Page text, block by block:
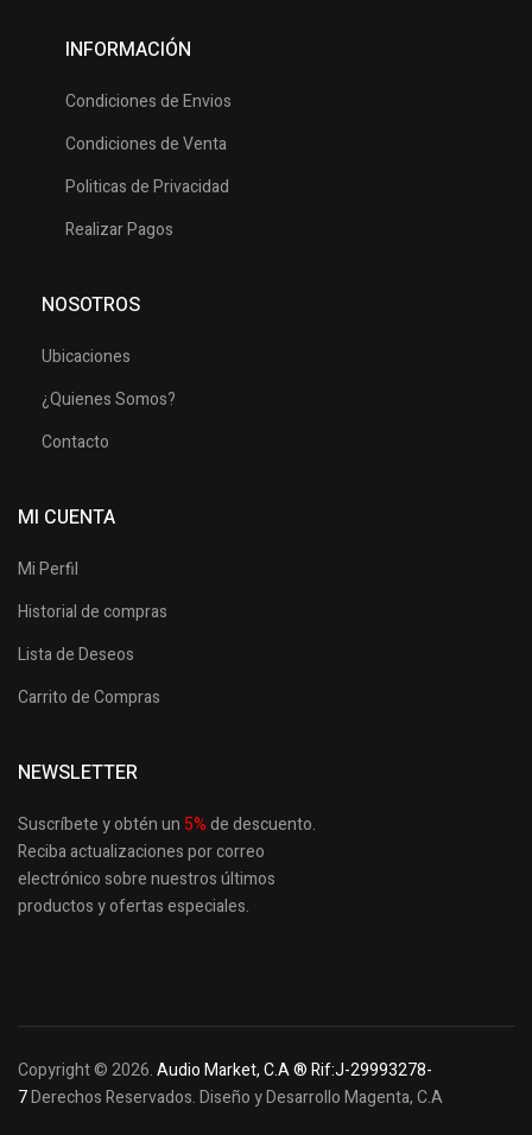
INFORMACIÓN
Condiciones de Envios
Condiciones de Venta
Politicas de Privacidad
Realizar Pagos
NOSOTROS
Ubicaciones
¿Quienes Somos?
Contacto
MI CUENTA
Mi Perfil
Historial de compras
Lista de Deseos
Carrito de Compras
NEWSLETTER
Suscríbete y obtén un 5%de descuento.
Reciba actualizaciones por correo
electrónico sobre nuestros últimos
productosy ofertas especiales.
Copyright © 2026.Audio Market, C.A ® Rif:J-29993278-
7Derechos Reservados. Diseño y Desarrollo Magenta, C.A